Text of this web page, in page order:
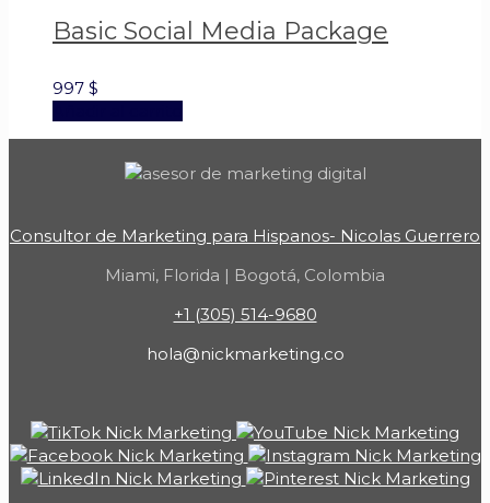
Basic Social Media Package
997 $
Consultor de Marketing para Hispanos- Nicolas Guerrero
Miami, Florida | Bogotá, Colombia
+1 (305) 514-9680
hola@nickmarketing.co